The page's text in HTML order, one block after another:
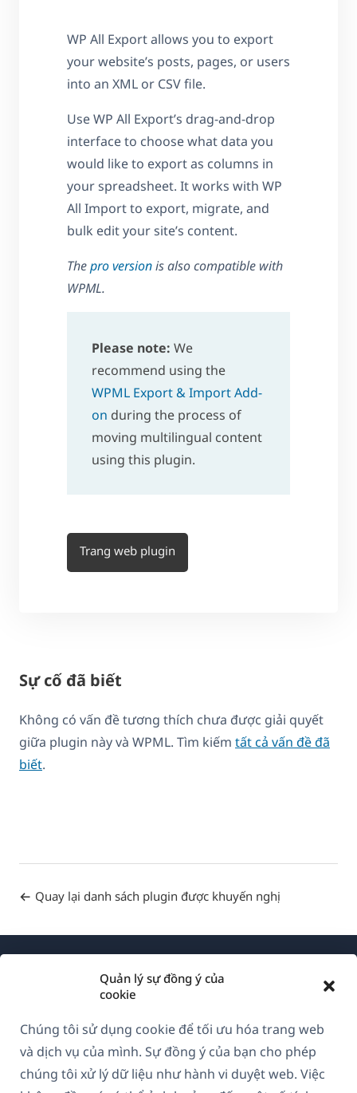
Quản lý sự đồng ý của
cookie
Chúng tôi sử dụng cookie để tối ưu hóa trang web
và dịch vụ của mình. Sự đồng ý của bạn cho phép
chúng tôi xử lý dữ liệu như hành vi duyệt web. Việc
WP All Export allows you to export
your website’s posts, pages, or users
into an XML or CSV file.
Use WP All Export’s drag-and-drop
interface to choose what data you
would like to export as columns in
your spreadsheet. It works with WP
All Import to export, migrate, and
bulk edit your site’s content.
Thepro versionis also compatible with
WPML.
Please note: We
recommend using the
WPML Export & Import Add-
on during the process of
moving multilingual content
using this plugin.
Trang web plugin
Sự cố đã biết
Không có vấn đề tương thích chưa được giải quyết
giữa plugin này và WPML. Tìm kiếm tất cả vấn đề đã
biết.
Quay lại danh sách plugin được khuyến nghị
GDPR & Chính sách Bảo mật